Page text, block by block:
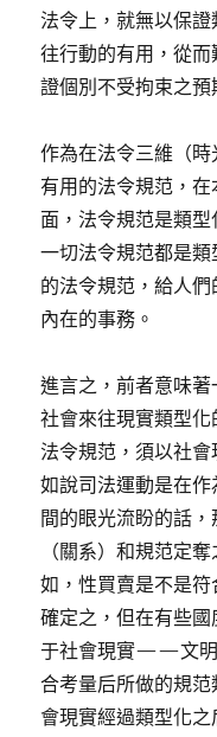
法令上，就無以保
往行動的有用，從
證個別不受拘束之預
作為在法令三維（
有用的法令規范，
面，法令規范是類型
一切法令規范都是
的法令規范，給人
內在的事務。
進言之，前者意味
社會來往現實類型
法令規范，須以社
如說司法運動是在
間的眼光流盼的話
（關系）和規范定
如，性買賣是不是
確定之，但在有些
于社會現實——文明
合考量后所做的規
會現實經過類型化